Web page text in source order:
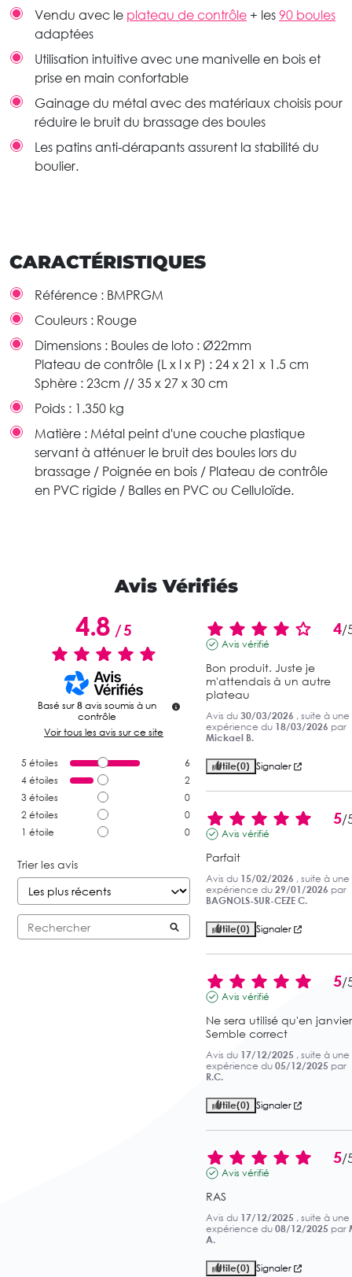
Vendu avec le plateau de contrôle + les 90 boules
adaptées
Utilisation intuitive avec une manivelle en bois et
prise en main confortable
Gainage du métal avec des matériaux choisis pour
réduire le bruit du brassage des boules
Les patins anti-dérapants assurent la stabilité du
boulier.
CARACTÉRISTIQUES
Référence : BMPRGM
Couleurs : Rouge
Dimensions : Boules de loto : Ø22mm
Plateau de contrôle (L x l x P) : 24 x 21 x 1.5 cm
Sphère : 23cm // 35 x 27 x 30 cm
Poids : 1.350 kg
Matière : Métal peint d'une couche plastique
servant à atténuer le bruit des boules lors du
brassage / Poignée en bois / Plateau de contrôle
en PVC rigide / Balles en PVC ou Celluloïde.
Avis Vérifiés
4.8/5
Basé sur 8 avis soumis à un
contrôle
Voir tous les avis sur ce site
5 étoiles
6
4 étoiles
2
3 étoiles
0
2 étoiles
0
1 étoile 0
Trier les avis
4/
Avis vérifié
Bon produit. Juste je
m'attendais à un autre
plateau
Avis du 30/03/2026 , suite à une
expérience du 18/03/2026 par
Mickael B.
Utile(0) Signaler
5/
Avis vérifié
Parfait
Avis du 15/02/2026 , suite à une
expérience du 29/01/2026 par
BAGNOLS-SUR-CEZE C.
Utile(0) Signaler
5/
Avis vérifié
Ne sera utilisé qu'en
Semble correct
Avis du 17/12/2025 , suite à une
expérience du 05/12/2025 par
R.C.
Utile(0) Signaler
5/
Avis vérifié
RAS
Avis du 17/12/2025 , suite à une
expérience du 08/12/2025 par
A.
Utile(0) Signaler